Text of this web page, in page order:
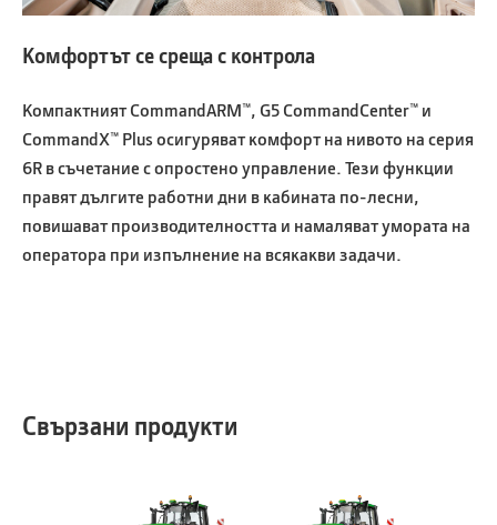
Комфортът се среща с контрола
Компактният CommandARM™, G5 CommandCenter™ и
CommandX™ Plus осигуряват комфорт на нивото на серия
6R в съчетание с опростено управление. Тези функции
правят дългите работни дни в кабината по-лесни,
повишават производителността и намаляват умората на
оператора при изпълнение на всякакви задачи.
Свързани продукти